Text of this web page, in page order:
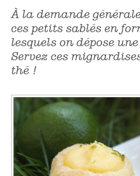
À la demande
ces petits sablés en
lesquels on dépose
Servez ces
thé !